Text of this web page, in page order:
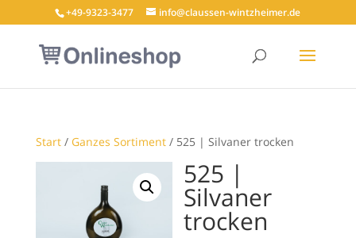
+49-9323-3477 info@claussen-wintzheimer.de
Start/ Ganzes Sortiment/ 525 | Silvaner trocken
525 |
Silvaner
trocken